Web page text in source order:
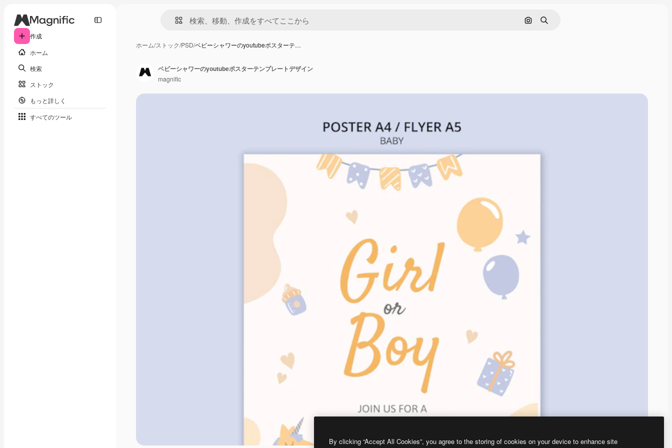
作成
ホーム
検索
ストック
もっと詳しく
すべてのツール
画像で検索
検索
ホーム/ストック/PSD/ベビーシャワーのyoutubeポスターテ…
ベビーシャワーのyoutubeポスターテンプレートデザイン
magnific
By clicking “Accept All Cookies”, you agree to the storing of cookies on your device to enhance site